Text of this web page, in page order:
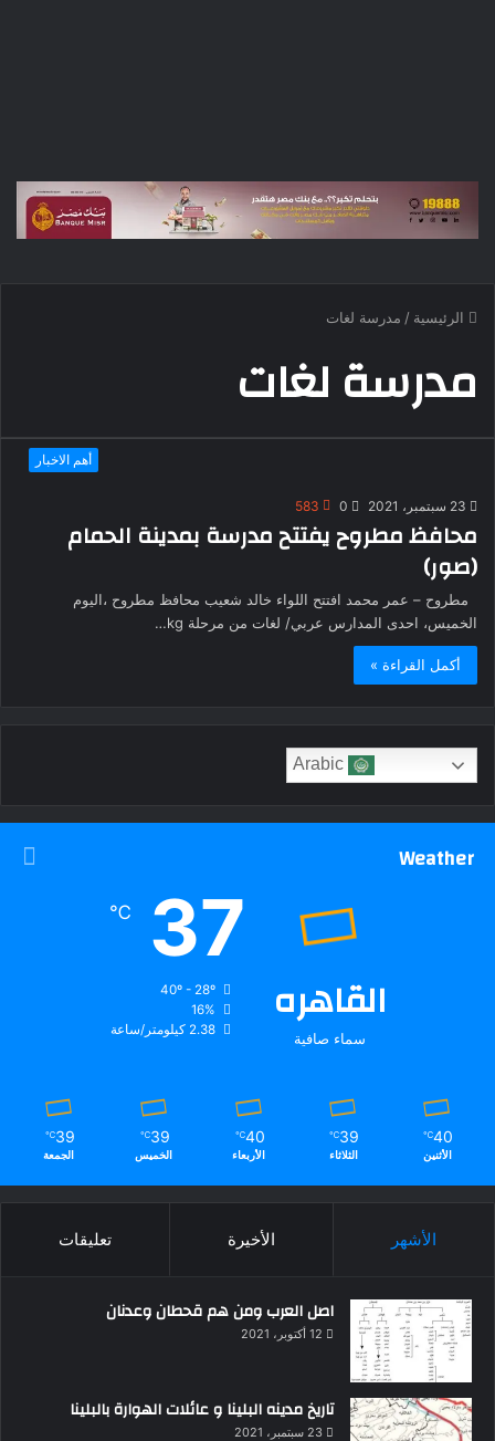
الرئيسية / مدرسة لغات
مدرسة لغات
أهم الاخبار
23 سبتمبر، 2021 0
583
محافظ مطروح يفتتح مدرسة بمدينة الحمام
(صور)
مطروح – عمر محمد افتتح اللواء خالد شعيب محافظ مطروح ،اليوم
الخميس، احدى المدارس عربي/ لغات من مرحلة kg…
أكمل القراءة »
Weather
القاهره
سماء صافية
37
℃
40º - 28º
16%
2.38 كيلومتر/ساعة
40
℃
الأثنين
39
℃
الثلاثاء
40
℃
الأربعاء
39
℃
الخميس
39
℃
الجمعة
الأشهر الأخيرة تعليقات
اصل العرب ومن هم قحطان وعدنان
12 أكتوبر، 2021
تاريخ مدينه البلينا و عائلات الهوارة بالبلينا
23 سبتمبر، 2021